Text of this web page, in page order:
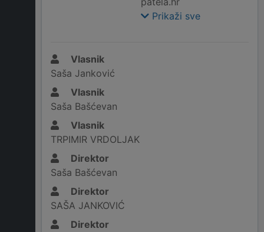
Prikaži sve
Vlasnik
Saša Janković
Vlasnik
Saša Bašćevan
Vlasnik
TRPIMIR VRDOLJAK
Direktor
Saša Bašćevan
Direktor
SAŠA JANKOVIĆ
Direktor